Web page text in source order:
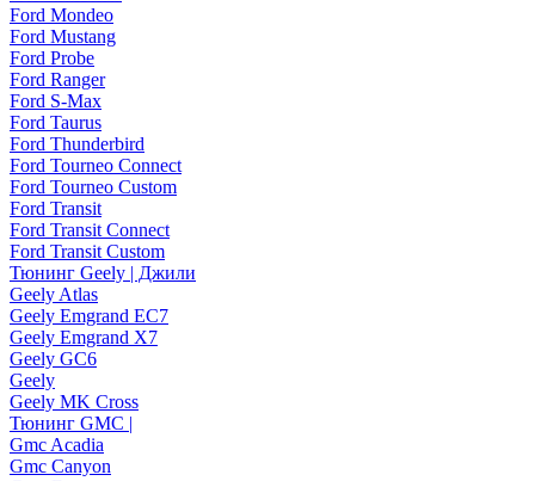
Ford Mondeo
Ford Mustang
Ford Probe
Ford Ranger
Ford S-Max
Ford Taurus
Ford Thunderbird
Ford Tourneo Connect
Ford Tourneo Custom
Ford Transit
Ford Transit Connect
Ford Transit Custom
Тюнинг Geely | Джили
Geely Atlas
Geely Emgrand EC7
Geely Emgrand X7
Geely GC6
Geely
Geely MK Cross
Тюнинг GMC |
Gmc Acadia
Gmc Canyon